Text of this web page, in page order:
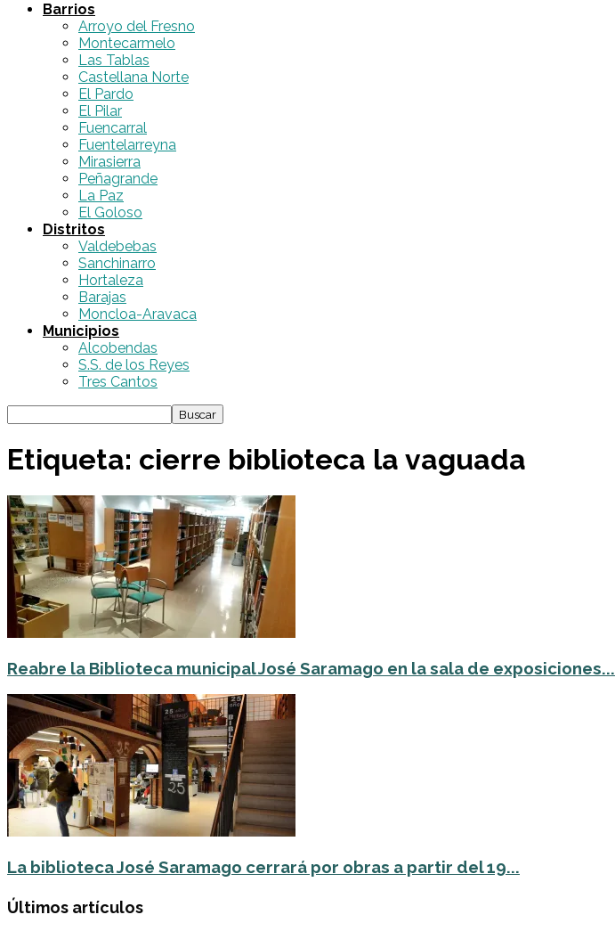
Barrios
Arroyo del Fresno
Montecarmelo
Las Tablas
Castellana Norte
El Pardo
El Pilar
Fuencarral
Fuentelarreyna
Mirasierra
Peñagrande
La Paz
El Goloso
Distritos
Valdebebas
Sanchinarro
Hortaleza
Barajas
Moncloa-Aravaca
Municipios
Alcobendas
S.S. de los Reyes
Tres Cantos
Etiqueta: cierre biblioteca la vaguada
Reabre la Biblioteca municipal José Saramago en la sala de exposiciones...
La biblioteca José Saramago cerrará por obras a partir del 19...
Últimos artículos